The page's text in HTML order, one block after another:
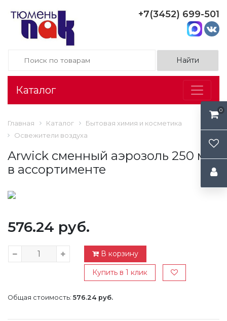
0
+7(3452) 699-501
Каталог
Главная Каталог
Бытовая химия и косметика
Освежители воздуха
Arwick сменный аэрозоль 250 мл
в ассортименте
576.24 руб.
В корзину
Купить в 1 клик
Общая стоимость: 576.24 руб.